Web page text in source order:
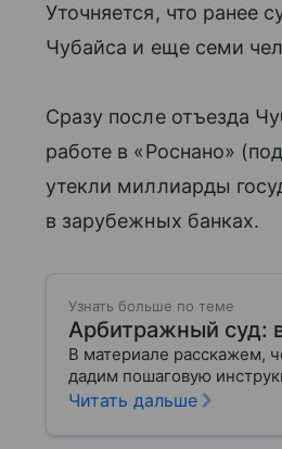
Уточняется, что ранее
Чубайса и еще семи
Сразу после отъезда
работе в «Роснано»
утекли миллиарды
в зарубежных банках.
Узнать больше по теме
Арбитражный суд:
В материале расскажем,
дадим пошаговую
Читать дальше